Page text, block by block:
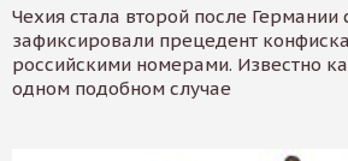
Чехия стала второй после Германии
зафиксировали прецедент
российскими номерами. Известно
одном подобном случае